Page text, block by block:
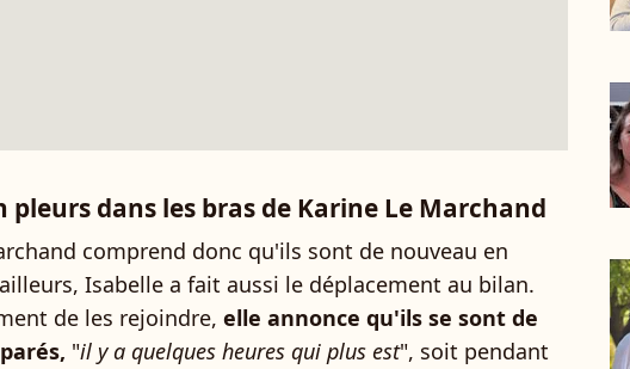
pleurs dans les bras de Karine Le Marchand
comprend donc qu'ils sont de nouveau en
Isabelle a fait aussi le déplacement au bilan.
de les rejoindre, elle annonce qu'ils se sont de
"il y a quelques heures qui plus est", soit pendant